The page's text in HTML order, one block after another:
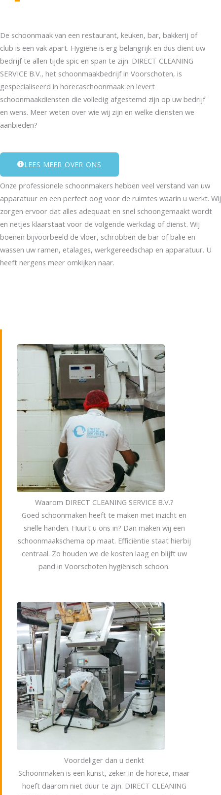
De schoonmaak van een restaurant, keuken, bar, bakkerij of
club is een vak apart. Hygiëne is erg belangrijk en dus dient uw
bedrijf te allen tijde spic en span te zijn. DIRECT CLEANING
SERVICE B.V., het schoonmaakbedrijf in Voorschoten, is
gespecialiseerd in horecaschoonmaak en levert
schoonmaakdiensten die volledig afgestemd zijn op uw bedrijf
en wens. Meer weten over wie wij zijn en welke diensten we
aanbieden?
LEES MEER OVER ONS
Onze professionele schoonmakers hebben veel verstand van uw
apparatuur en een perfect oog voor de ruimtes waarin u werkt. Wij
zorgen ervoor dat alles adequaat en snel schoongemaakt wordt
en netjes klaarstaat voor de volgende werkdag of dienst. Wij
boenen bijvoorbeeld de vloer, schrobben de bar of balie en
wassen uw ramen, etalages, werkgereedschap en apparatuur. U
heeft nergens meer omkijken naar.
Waarom DIRECT CLEANING SERVICE B.V.?
Goed schoonmaken heeft te maken met inzicht en
snelle handen. Huurt u ons in? Dan maken wij een
schoonmaakschema op maat. Efficiëntie staat hierbij
centraal. Zo houden we de kosten laag en blijft uw
pand in Voorschoten hygiënisch schoon.
Voordeliger dan u denkt
Schoonmaken is een kunst, zeker in de horeca, maar
hoeft daarom niet duur te zijn. DIRECT CLEANING